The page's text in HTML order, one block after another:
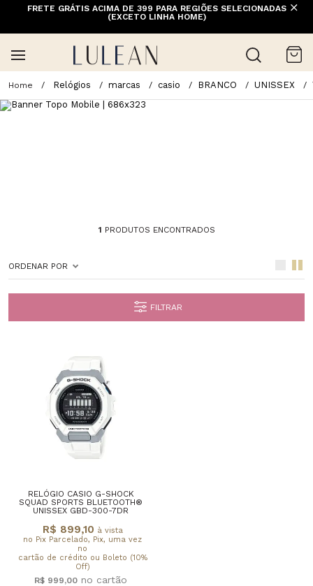
FRETE GRÁTIS ACIMA DE 399 PARA REGIÕES SELECIONADAS
(EXCETO LINHA HOME)
Relógios marcas casio BRANCO UNISSEX
1 PRODUTOS ENCONTRADOS
ORDENAR POR
FILTRAR
RELÓGIO CASIO G-SHOCK
SQUAD SPORTS BLUETOOTH®
UNISSEX GBD-300-7DR
R$ 899,10 à vista
no Pix Parcelado, Pix, uma vez
no
cartão de crédito ou Boleto (10%
Off)
R$ 999,00